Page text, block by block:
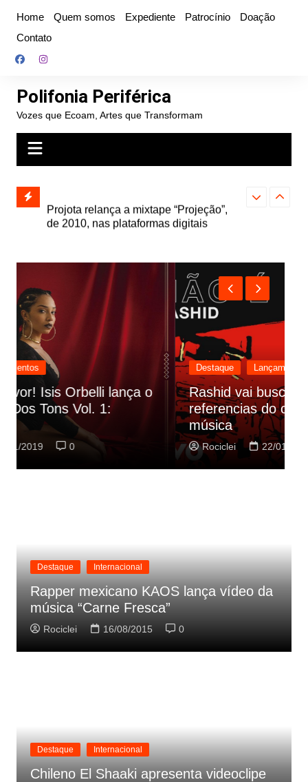
conteúdo
Home Quem somos Expediente Patrocínio
Doação
Contato
Polifonia Periférica
Vozes que Ecoam, Artes que Transformam
e abre
autoral,
de 2010, nas plataformas digitais
Farofa
Destaque
Rashid vai buscar nos HQs as
referencias do clipe de sua nova
música
Rociclei 0
Destaque Internacional
Rapper mexicano KAOS lança vídeo da
música “Carne Fresca”
Rociclei 16/08/2015 0
Destaque Internacional
Chileno El Shaaki apresenta videoclipe